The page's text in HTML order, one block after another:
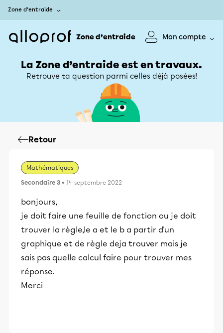
Zone d’entraide
Zone d’entraide Mon compte
La Zone d’entraide est en travaux.
Retrouve ta question parmi celles déjà posées!
Retour
Mathématiques
Secondaire 3 • 14 septembre 2022
bonjours,
je doit faire une feuille de fonction ou je doit
trouver la règle,le a et le b a partir d'un
graphique et de règle deja trouver mais je
sais pas quelle calcul faire pour trouver mes
réponse.
Merci